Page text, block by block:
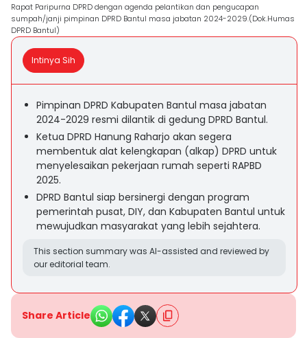
Rapat Paripurna DPRD dengan agenda pelantikan dan pengucapan
sumpah/janji pimpinan DPRD Bantul masa jabatan 2024-2029.(Dok.Humas
DPRD Bantul)
Intinya Sih
Pimpinan DPRD Kabupaten Bantul masa jabatan
2024-2029 resmi dilantik di gedung DPRD Bantul.
Ketua DPRD Hanung Raharjo akan segera
membentuk alat kelengkapan (alkap) DPRD untuk
menyelesaikan pekerjaan rumah seperti RAPBD
2025.
DPRD Bantul siap bersinergi dengan program
pemerintah pusat, DIY, dan Kabupaten Bantul untuk
mewujudkan masyarakat yang lebih sejahtera.
This section summary was AI-assisted and reviewed by
our editorial team.
Share Article